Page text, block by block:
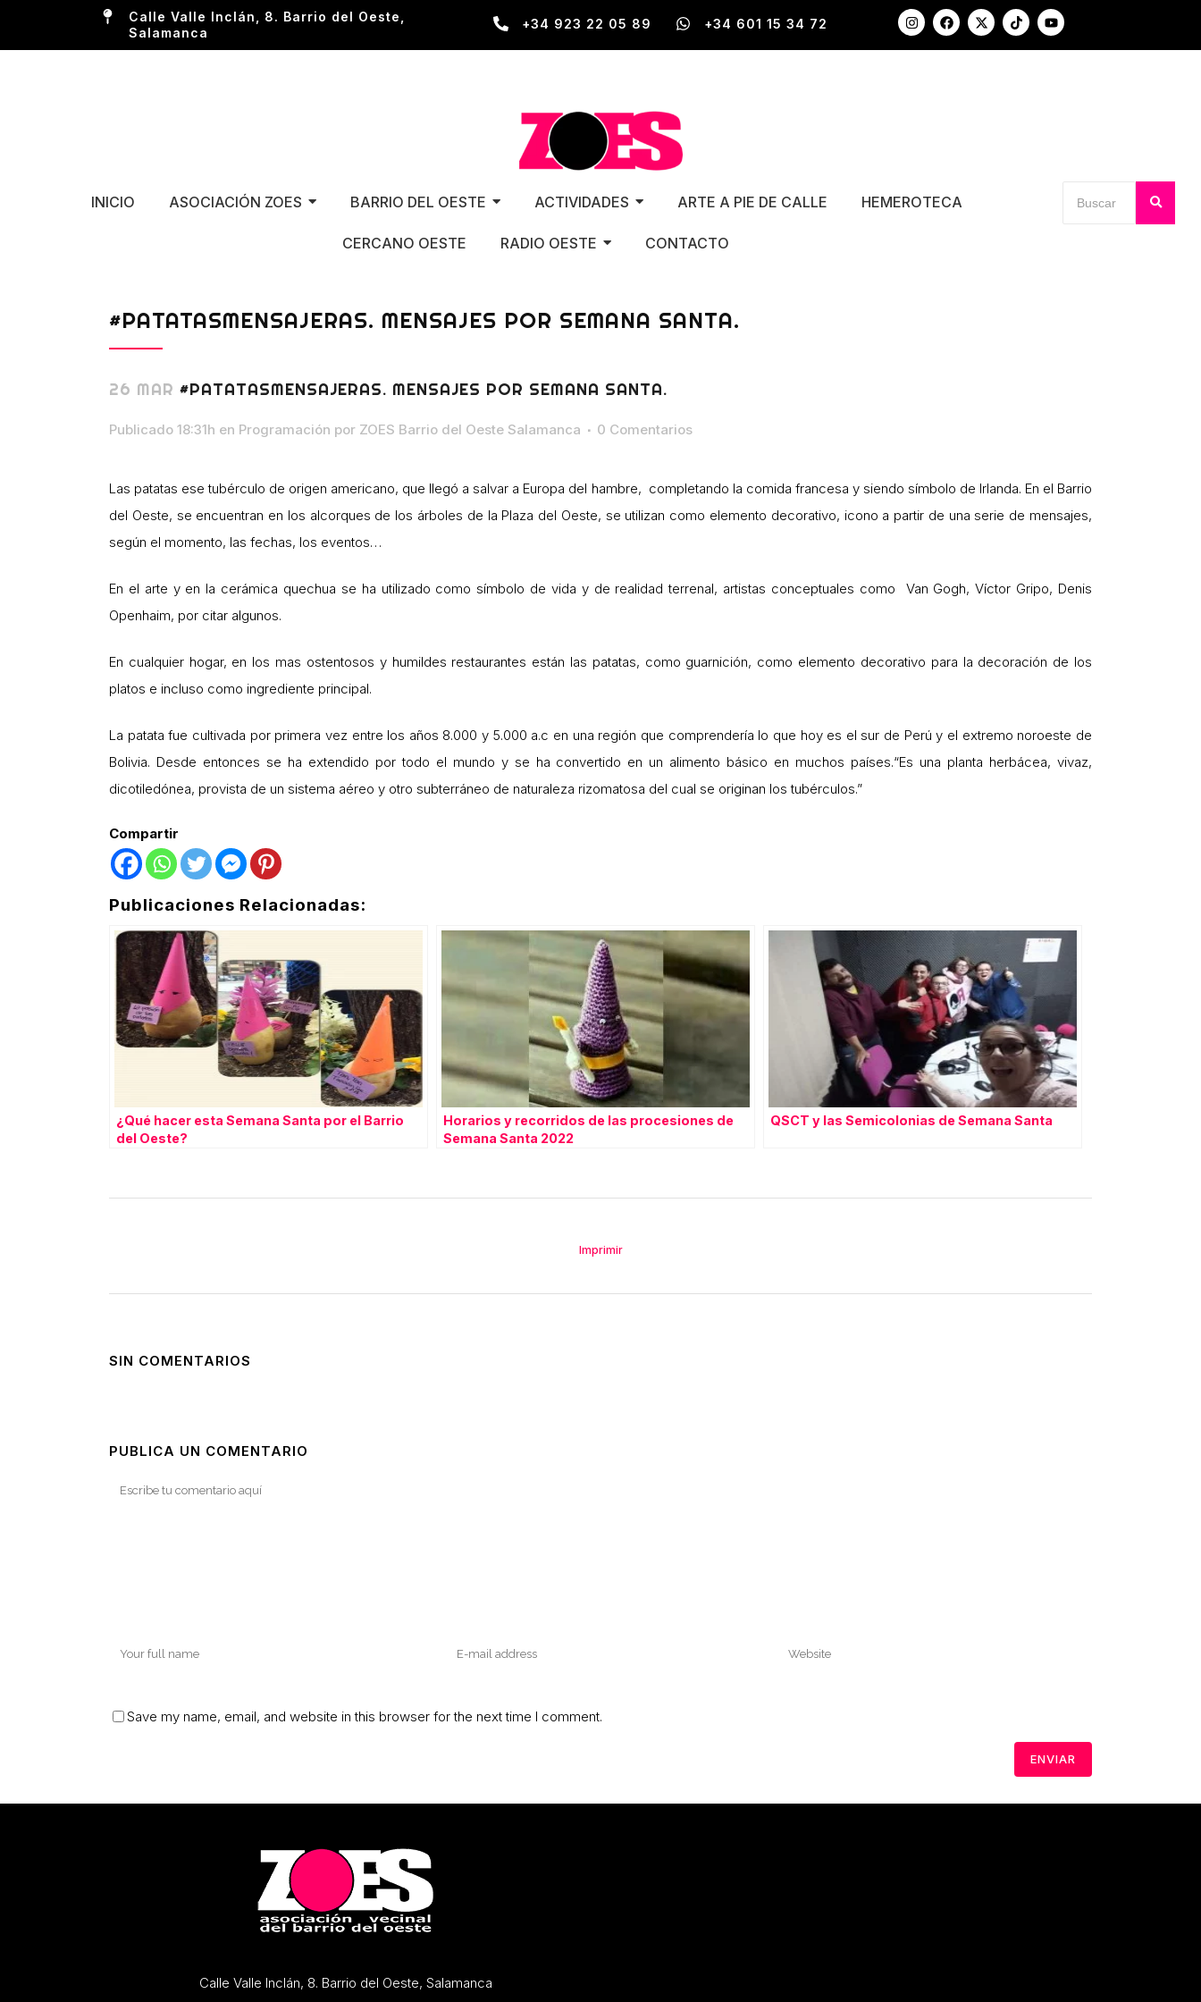
Calle Valle Inclán, 8. Barrio del Oeste,
Salamanca
+34 923 22 05 89 +34 601 15 34 72
INICIO ASOCIACIÓN ZOES BARRIO DEL OESTE ACTIVIDADES ARTE A PIE DE CALLE HEMEROTECA
CERCANO OESTE RADIO OESTE CONTACTO
#PATATASMENSAJERAS. MENSAJES POR SEMANA SANTA.
26 MAR #PATATASMENSAJERAS. MENSAJES POR SEMANA SANTA.
Publicado 18:31h en Programación por ZOES Barrio del Oeste Salamanca 0 Comentarios
Las patatas ese tubérculo de origen americano, que llegó a salvar a Europa del hambre, completando la comida francesa y siendo símbolo de Irlanda. En el Barrio
del Oeste, se encuentran en los alcorques de los árboles de la Plaza del Oeste, se utilizan como elemento decorativo, icono a partir de una serie de mensajes,
según el momento, las fechas, los eventos…
En el arte y en la cerámica quechua se ha utilizado como símbolo de vida y de realidad terrenal, artistas conceptuales como Van Gogh, Víctor Gripo, Denis
Openhaim, por citar algunos.
En cualquier hogar, en los mas ostentosos y humildes restaurantes están las patatas, como guarnición, como elemento decorativo para la decoración de los
platos e incluso como ingrediente principal.
La patata fue cultivada por primera vez entre los años 8.000 y 5.000 a.c en una región que comprendería lo que hoy es el sur de Perú y el extremo noroeste de
Bolivia. Desde entonces se ha extendido por todo el mundo y se ha convertido en un alimento básico en muchos países.“Es una planta herbácea, vivaz,
dicotiledónea, provista de un sistema aéreo y otro subterráneo de naturaleza rizomatosa del cual se originan los tubérculos.”
Compartir
Publicaciones Relacionadas:
¿Qué hacer esta Semana Santa por el Barrio
del Oeste?
Horarios y recorridos de las procesiones de
Semana Santa 2022
QSCT y las Semicolonias de Semana Santa
Imprimir
SIN COMENTARIOS
PUBLICA UN COMENTARIO
Save my name, email, and website in this browser for the next time I comment.
Calle Valle Inclán, 8. Barrio del Oeste, Salamanca